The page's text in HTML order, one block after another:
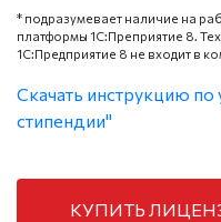
* подразумевает наличие на
платформы 1С:Преприятие 8.
1С:Предприятие 8 не входит в
Скачать инструкцию
стипендии"
КУПИТЬ